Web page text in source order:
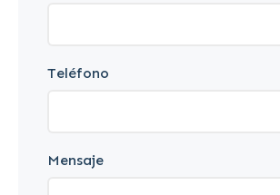
Teléfono
Mensaje